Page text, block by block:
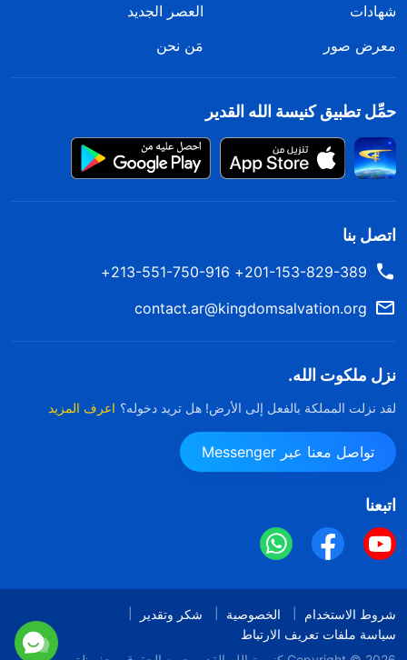
شهادات
العصر الجديد
معرض صور
مَن نحن
حمِّل تطبيق كنيسة الله القدير
اتصل بنا
201-153-829-389+ 213-551-750-916+
contact.ar@kingdomsalvation.org
نزل ملكوت الله.
لقد نزلت المملكة بالفعل إلى الأرض! هل تريد دخوله؟ اعرف المزيد
تواصل معنا عبر Messenger
اتبعنا
شروط الاستخدام الخصوصية
شكر وتقدير
سياسة ملفات تعريف الارتباط